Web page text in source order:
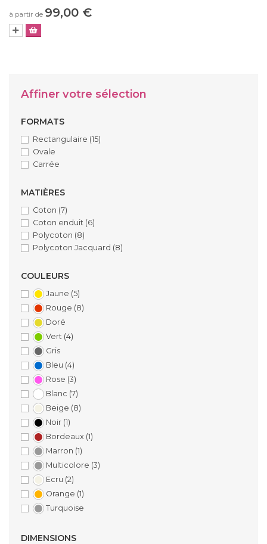
à partir de 99,00 €
Affiner votre sélection
FORMATS
Rectangulaire (15)
Ovale
Carrée
MATIÈRES
Coton (7)
Coton enduit (6)
Polycoton (8)
Polycoton Jacquard (8)
COULEURS
Jaune (5)
Rouge (8)
Doré
Vert (4)
Gris
Bleu (4)
Rose (3)
Blanc (7)
Beige (8)
Noir (1)
Bordeaux (1)
Marron (1)
Multicolore (3)
Ecru (2)
Orange (1)
Turquoise
DIMENSIONS